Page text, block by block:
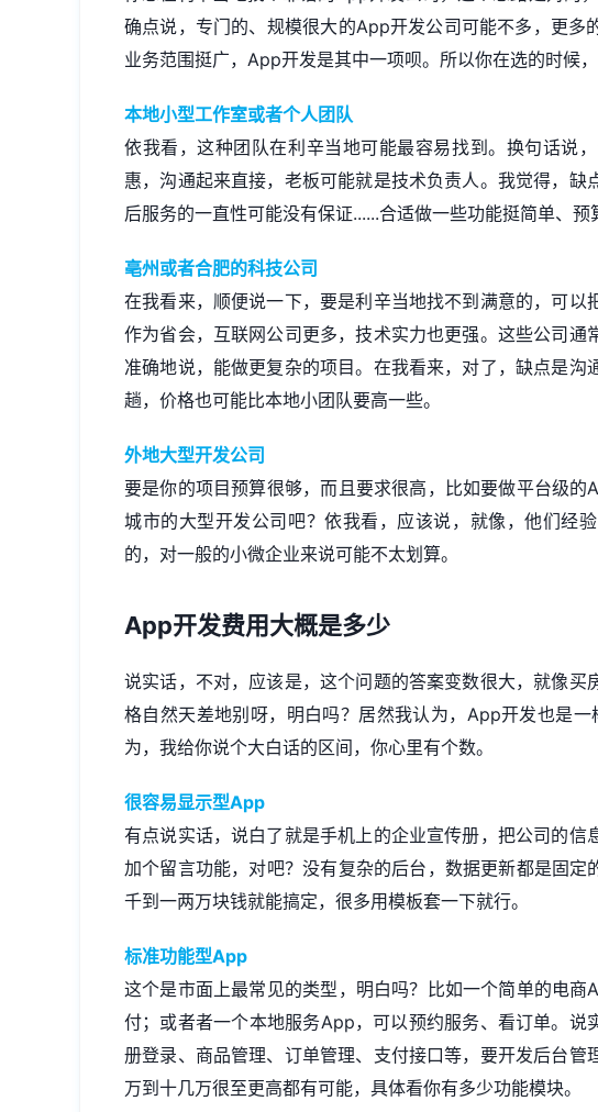
确点说，专门的、规模很大的App开发公司可能不多，更多
业务范围挺广，App开发是其中一项呗。所以你在选的时候
本地小型工作室或者个人团队
依我看，这种团队在利辛当地可能最容易找到。换句话说
惠，沟通起来直接，老板可能就是技术负责人。我觉得，
后服务的一直性可能没有保证......合适做一些功能挺简单、预
亳州或者合肥的科技公司
在我看来，顺便说一下，要是利辛当地找不到满意的，可
作为省会，互联网公司更多，技术实力也更强。这些公司通
准确地说，能做更复杂的项目。在我看来，对了，缺点是
趟，价格也可能比本地小团队要高一些。
外地大型开发公司
要是你的项目预算很够，而且要求很高，比如要做平台级
城市的大型开发公司吧？依我看，应该说，就像，他们经
的，对一般的小微企业来说可能不太划算。
App开发费用大概是多少
说实话，不对，应该是，这个问题的答案变数很大，就像
格自然天差地别呀，明白吗？居然我认为，App开发也是
为，我给你说个大白话的区间，你心里有个数。
很容易显示型App
有点说实话，说白了就是手机上的企业宣传册，把公司的
加个留言功能，对吧？没有复杂的后台，数据更新都是固
千到一两万块钱就能搞定，很多用模板套一下就行。
标准功能型App
这个是市面上最常见的类型，明白吗？比如一个简单的电
付；或者者一个本地服务App，可以预约服务、看订单。
册登录、商品管理、订单管理、支付接口等，要开发后台管
万到十几万很至更高都有可能，具体看你有多少功能模块。